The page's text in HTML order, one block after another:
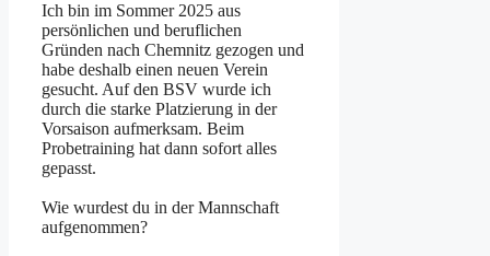
Ich bin im Sommer 2025 aus
persönlichen und beruflichen
Gründen nach Chemnitz gezogen und
habe deshalb einen neuen Verein
gesucht. Auf den BSV wurde ich
durch die starke Platzierung in der
Vorsaison aufmerksam. Beim
Probetraining hat dann sofort alles
gepasst.
Wie wurdest du in der Mannschaft
aufgenommen?